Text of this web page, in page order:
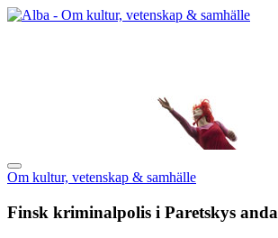
Om kultur, vetenskap & samhälle
Finsk kriminalpolis i Paretskys anda